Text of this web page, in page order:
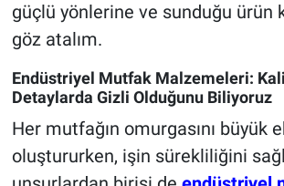
güçlü yönlerine ve sunduğu ürün
göz atalım.
Endüstriyel Mutfak Malzemeleri:
Detaylarda Gizli Olduğunu Biliyoruz
Her mutfağın omurgasını büyük
oluştururken, işin sürekliliğini